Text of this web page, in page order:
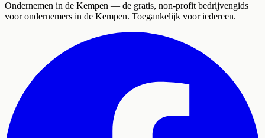
Ondernemen in de Kempen — de gratis, non-profit bedrijvengids
voor ondernemers in de Kempen. Toegankelijk voor iedereen.